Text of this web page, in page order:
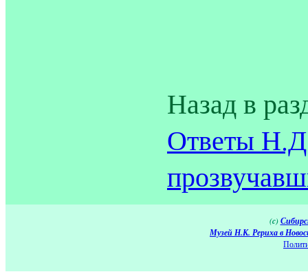
Назад в
Ответы
(c)
Музей Н.К. Рериха в